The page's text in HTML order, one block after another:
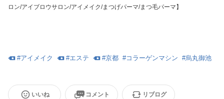
ロン/アイブロウサロン/アイメイク/まつげパーマ/まつ毛パーマ】
#アイメイク #エステ #京都 #コラーゲンマシン #烏丸御池
いいね コメント リブログ